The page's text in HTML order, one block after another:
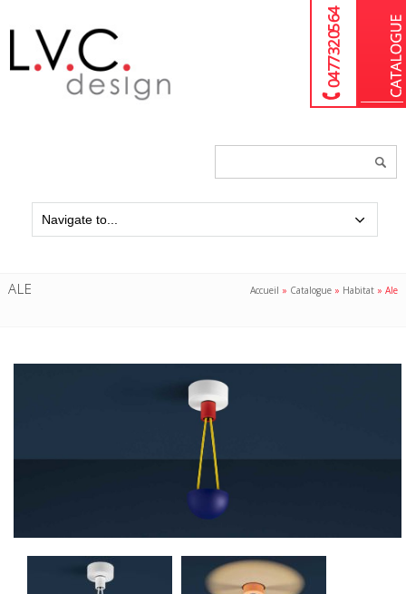
04 77 32 05 64
ALE Accueil » Catalogue » Habitat »Ale